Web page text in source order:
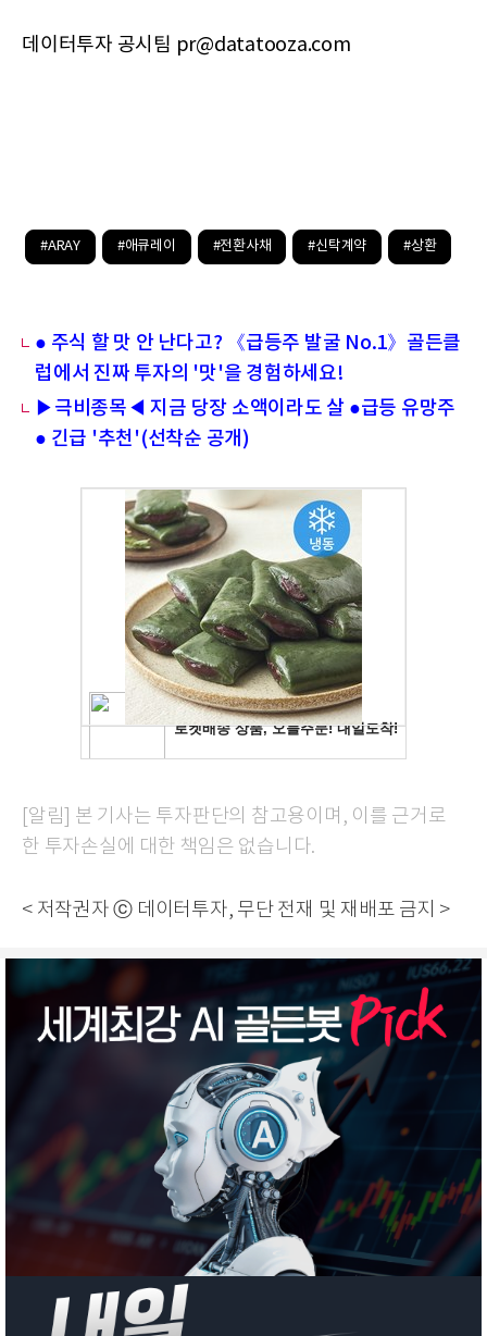
데이터투자 공시팀 pr@datatooza.com
#ARAY #애큐레이 #전환사채 #신탁계약 #상환
● 주식 할 맛 안 난다고? 《급등주 발굴 No.1》골든클
럽에서 진짜 투자의 '맛'을 경험하세요!
▶극비종목◀ 지금 당장 소액이라도 살 ●급등 유망주
● 긴급 '추천'(선착순 공개)
[알림] 본 기사는 투자판단의 참고용이며, 이를 근거로
한 투자손실에 대한 책임은 없습니다.
< 저작권자 ⓒ 데이터투자, 무단 전재 및 재배포 금지 >